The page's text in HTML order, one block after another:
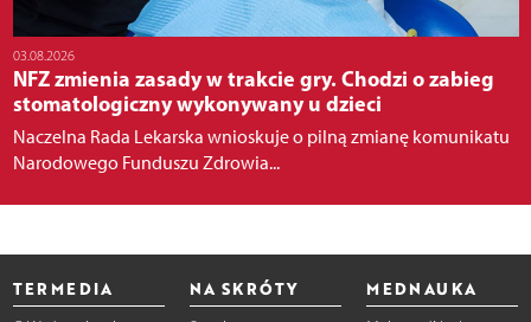
03.08.2026
NFZ zmienia zasady w trakcie gry. Chodzi o zabieg
stomatologiczny wykonywany u dzieci
Naczelna Rada Lekarska wnioskuje o pilną zmianę komunikatu
Narodowego Funduszu Zdrowia...
TERMEDIA NA SKRÓTY MEDNAUKA